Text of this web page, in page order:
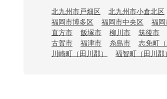
北九州市戸畑区 北九州市小倉北区
福岡市博多区
福岡市中央区 福
直方市
飯塚市 柳川市 筑後市
古賀市
福津市 糸島市 志免町（
川崎町（田川郡）
福智町（田川郡）